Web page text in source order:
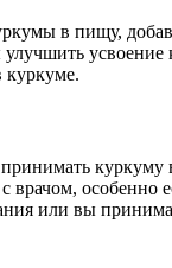
в пищу,
усвоение
куркуме.
куркуму
врачом, особенно
или вы